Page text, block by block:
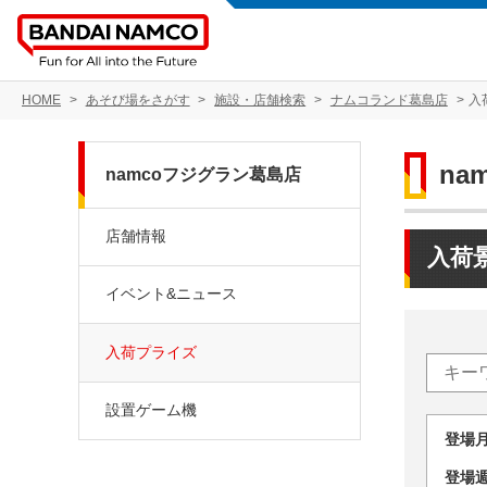
HOME あそび場をさがす 施設・店舗検索 ナムコランド葛島店 入
入荷
登
登
namcoフジグラン葛島店
店舗情報
イベント&ニュース
入荷プライズ
設置ゲーム機